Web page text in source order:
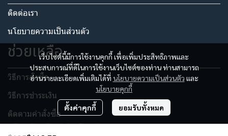
เว็บไซต์นี้มีการใช้งานคุกกี้ เพื่อเพิ่มประสิทธิภาพและ
ประสบการณ์ที่ดีในการใช้งานเว็บไซต์ของท่าน ท่านสามารถ
อ่านรายละเอียดเพิ่มเติมได้ที่ นโยบายความเป็นส่วนตัว และ
นโยบายคุกกี้
ตั้งค่าคุกกี้ ยอมรับทั้งหมด
ติดต่อเรา
นโยบายความเป็นส่วนตัว​
ช่วยเหลือ
วิธีการสั่งซื้อ
วิธีการชำระเงิน
ติดตามคำสั่งซื้อ